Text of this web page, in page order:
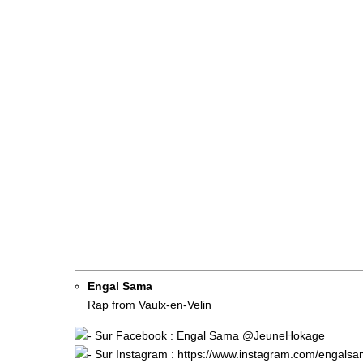
Engal Sama
Rap from Vaulx-en-Velin
Sur Facebook : Engal Sama @JeuneHokage
Sur Instagram : https://www.instagram.com/